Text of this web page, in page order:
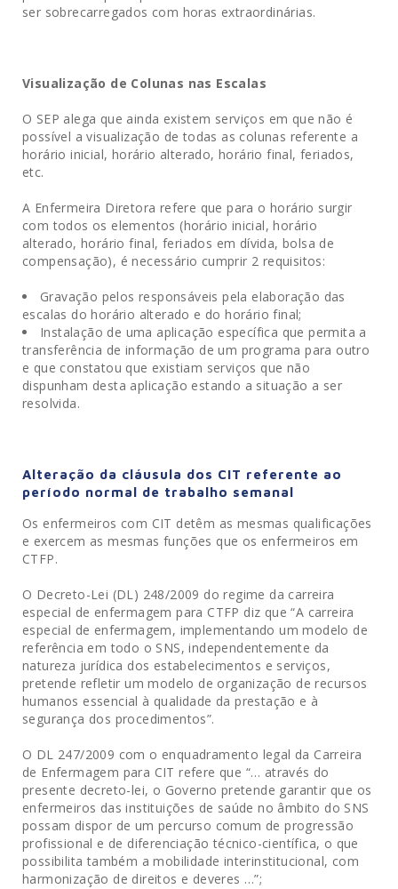
ser sobrecarregados com horas extraordinárias.
Visualização de Colunas nas Escalas
O SEP alega que ainda existem serviços em que não é
possível a visualização de todas as colunas referente a
horário inicial, horário alterado, horário final, feriados,
etc.
A Enfermeira Diretora refere que para o horário surgir
com todos os elementos (horário inicial, horário
alterado, horário final, feriados em dívida, bolsa de
compensação), é necessário cumprir 2 requisitos:
Gravação pelos responsáveis pela elaboração das
escalas do horário alterado e do horário final;
Instalação de uma aplicação específica que permita a
transferência de informação de um programa para outro
e que constatou que existiam serviços que não
dispunham desta aplicação estando a situação a ser
resolvida.
Alteração da cláusula dos CIT referente ao
período normal de trabalho semanal
Os enfermeiros com CIT detêm as mesmas qualificações
e exercem as mesmas funções que os enfermeiros em
CTFP.
O Decreto-Lei (DL) 248/2009 do regime da carreira
especial de enfermagem para CTFP diz que “A carreira
especial de enfermagem, implementando um modelo de
referência em todo o SNS, independentemente da
natureza jurídica dos estabelecimentos e serviços,
pretende refletir um modelo de organização de recursos
humanos essencial à qualidade da prestação e à
segurança dos procedimentos”.
O DL 247/2009 com o enquadramento legal da Carreira
de Enfermagem para CIT refere que “… através do
presente decreto-lei, o Governo pretende garantir que os
enfermeiros das instituições de saúde no âmbito do SNS
possam dispor de um percurso comum de progressão
profissional e de diferenciação técnico-científica, o que
possibilita também a mobilidade interinstitucional, com
harmonização de direitos e deveres …”;